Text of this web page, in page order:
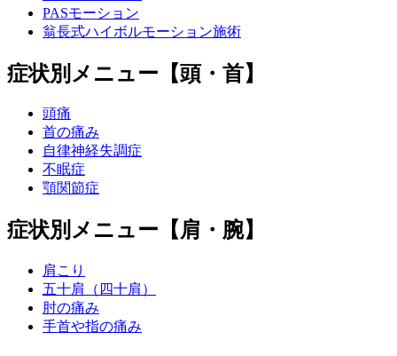
PASモーション
翁長式ハイボルモーション施術
症状別メニュー【頭・首】
頭痛
首の痛み
自律神経失調症
不眠症
顎関節症
症状別メニュー【肩・腕】
肩こり
五十肩（四十肩）
肘の痛み
手首や指の痛み